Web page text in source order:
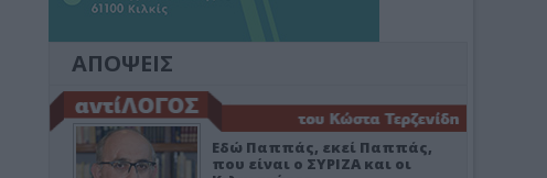
ΑΠΟΨΕΙΣ
Εδώ Παππάς, εκεί Παππάς,
που είναι ο ΣΥΡΙΖΑ και οι